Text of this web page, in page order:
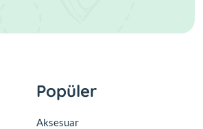
Popüler
Aksesuar